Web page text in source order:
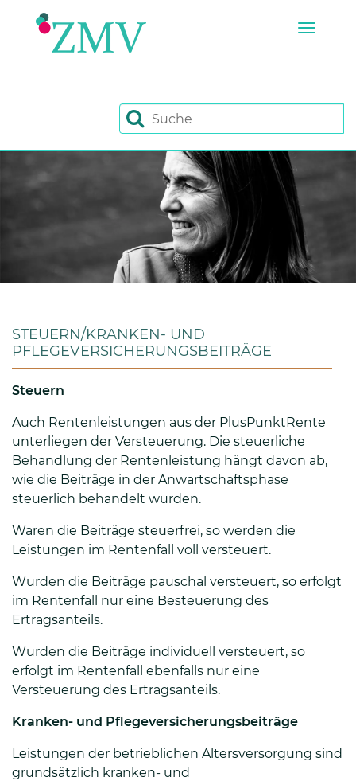
STEUERN/KRANKEN- UND
PFLEGEVERSICHERUNGSBEITRÄGE
Steuern
Auch Rentenleistungen aus der PlusPunktRente
unterliegen der Versteuerung. Die steuerliche
Behandlung der Rentenleistung hängt davon ab,
wie die Beiträge in der Anwartschaftsphase
steuerlich behandelt wurden.
Waren die Beiträge steuerfrei, so werden die
Leistungen im Rentenfall voll versteuert.
Wurden die Beiträge pauschal versteuert, so erfolgt
im Rentenfall nur eine Besteuerung des
Ertragsanteils.
Wurden die Beiträge individuell versteuert, so
erfolgt im Rentenfall ebenfalls nur eine
Versteuerung des Ertragsanteils.
Kranken- und Pflegeversicherungsbeiträge
Leistungen der betrieblichen Altersversorgung sind
grundsätzlich kranken- und